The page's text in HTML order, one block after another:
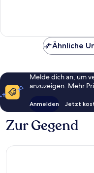
Ähnliche
Melde dich an, um
anzuzeigen. Mehr
Anmelden Jetzt
Zur Gegend